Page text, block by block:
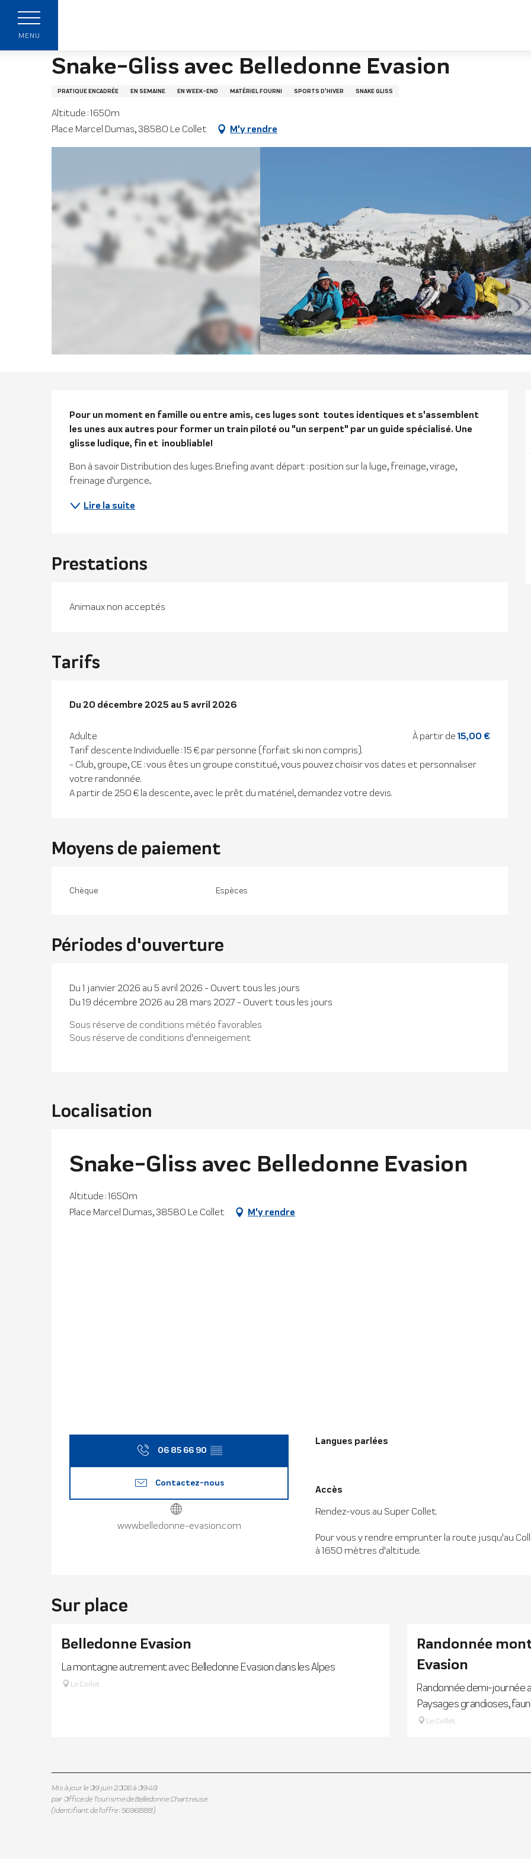
contenu
principal
MENU
Snake-Gliss avec Belledonne Evasion
PRATIQUE ENCADRÉE EN SEMAINE EN WEEK-END MATÉRIEL FOURNI SPORTS D'HIVER SNAKE GLISS
Altitude : 1650m
Place Marcel Dumas, 38580 Le Collet
M'y rendre
Description
Pour un moment en famille ou entre amis, ces luges sont  toutes identiques et s'assemblent
les unes aux autres pour former un train piloté ou "un serpent" par un guide spécialisé. Une
glisse ludique, fin et  inoubliable!
Bon à savoir Distribution des luges. Briefing avant départ : position sur la luge, freinage, virage,
freinage d'urgence...
Lire la suite
Prestations
Animaux non acceptés
Tarifs
Du 20 décembre 2025 au 5 avril 2026
Du 20 décembre 2025 au 5 avril 2026
Adulte À partir de15,00 €
Tarif descente Individuelle : 15 € par personne (forfait ski non compris).
- Club, groupe, CE : vous êtes un groupe constitué, vous pouvez choisir vos dates et personnaliser
votre randonnée.
A partir de 250 € la descente, avec le prêt du matériel, demandez votre devis.
Moyens de paiement
Chèque Espèces
Périodes d'ouverture
Du 1 janvier 2026 au 5 avril 2026 - Ouvert tous les jours
Du 19 décembre 2026 au 28 mars 2027 - Ouvert tous les jours
Sous réserve de conditions météo favorables
Sous réserve de conditions d'enneigement
Localisation
Snake-Gliss avec Belledonne Evasion
Altitude : 1650m
Place Marcel Dumas, 38580 Le Collet
M'y rendre
06 85 66 90 ▒▒
Contactez-nous
www.belledonne-evasion.com
Langues parlées
Langues parlées
Accès
Accès
Rendez-vous au Super Collet.
Pour vous y rendre emprunter la route jusqu'au
à 1650 mètres d'altitude.
Sur place
Belledonne Evasion
La montagne autrement avec Belledonne Evasion dans les Alpes
Le Collet
Randonnée
Evasion
Randonnée demi-journée
Paysages grandioses,
Le Collet
Mis à jour le 09 juin 2026 à 09:49
par Office de Tourisme de Belledonne Chartreuse
(Identifiant de l'offre :5696888)